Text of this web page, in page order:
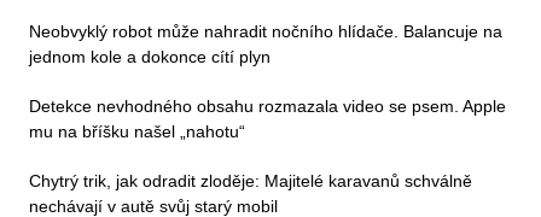
Neobvyklý robot může nahradit nočního hlídače. Balancuje na
jednom kole a dokonce cítí plyn
Detekce nevhodného obsahu rozmazala video se psem. Apple
mu na bříšku našel „nahotu“
Chytrý trik, jak odradit zloděje: Majitelé karavanů schválně
nechávají v autě svůj starý mobil